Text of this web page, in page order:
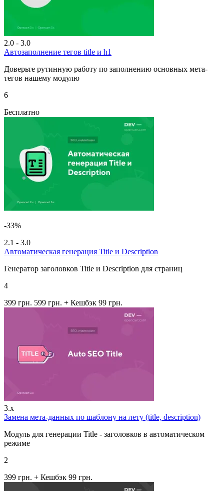
2.0 - 3.0
Автозаполнение тегов title и h1
Доверьте рутинную работу по заполнению основных мета-
тегов нашему модулю
6
Бесплатно
-33%
2.1 - 3.0
Автоматическая генерация Title и Description
Генератор заголовков Title и Description для страниц
4
399 грн. 599 грн. + Кешбэк 99 грн.
3.x
Замена мета-данных по шаблону на лету (title, description)
Модуль для генерации Title - заголовков в автоматическом
режиме
2
399 грн. + Кешбэк 99 грн.